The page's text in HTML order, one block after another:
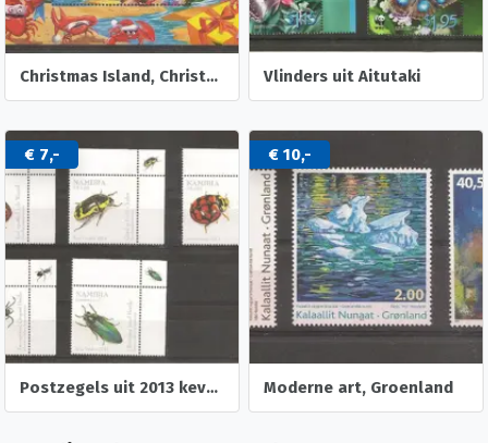
Christmas Island, Christmas Vlinders uit Aitutaki
€ 7,-
Postzegels uit 2013 kevers uit Namibia
€ 10,-
Moderne art, Groenland